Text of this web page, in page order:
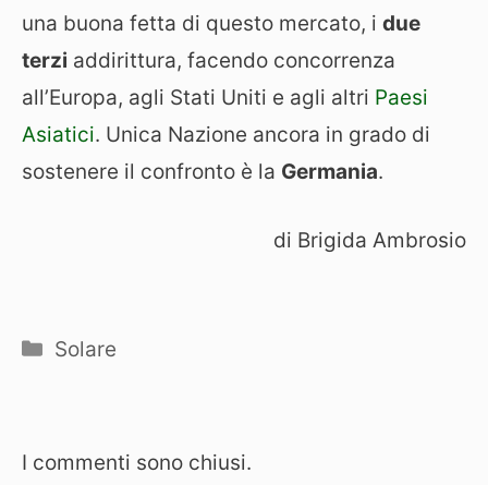
una buona fetta di questo mercato, i due
terzi addirittura, facendo concorrenza
all’Europa, agli Stati Uniti e agli altri Paesi
Asiatici. Unica Nazione ancora in grado di
sostenere il confronto è la Germania.
di Brigida Ambrosio
Categorie
Solare
I commenti sono chiusi.